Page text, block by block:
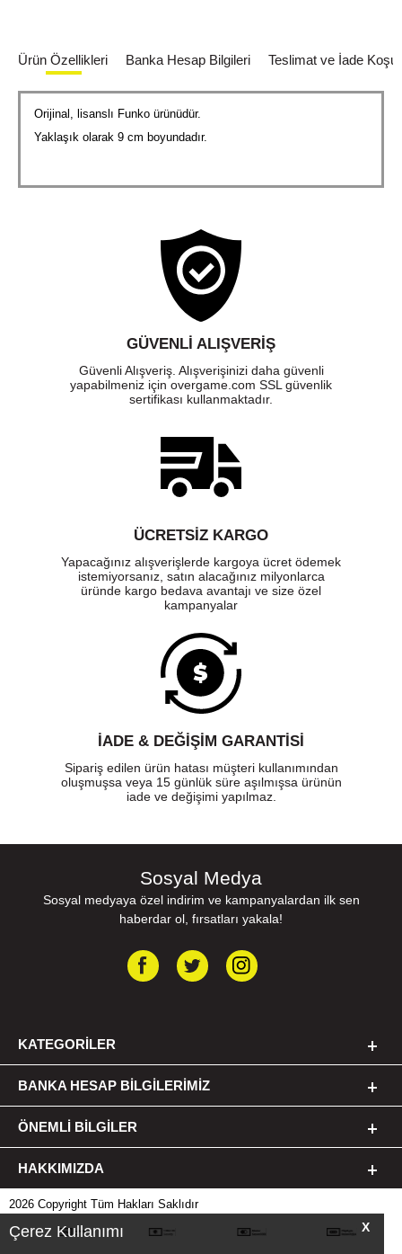
X
Çerez Kullanımı
Ürün Özellikleri Banka Hesap Bilgileri Teslimat ve İade
Orijinal, lisanslı Funko ürünüdür.
Yaklaşık olarak 9 cm boyundadır.
GÜVENLI ALIŞVERIŞ
Güvenli Alışveriş. Alışverişinizi daha güvenli
yapabilmeniz için overgame.com SSL güvenlik
sertifikası kullanmaktadır.
ÜCRETSIZ KARGO
Yapacağınız alışverişlerde kargoya ücret ödemek
istemiyorsanız, satın alacağınız milyonlarca
üründe kargo bedava avantajı ve size özel
kampanyalar
İADE & DEĞİŞİM GARANTİSİ
Sipariş edilen ürün hatası müşteri kullanımından
oluşmuşsa veya 15 günlük süre aşılmışsa ürünün
iade ve değişimi yapılmaz.
Sosyal Medya
Sosyal medyaya özel indirim ve kampanyalardan ilk sen
haberdar ol, fırsatları yakala!
KATEGORILER
BANKA HESAP BILGILERIMIZ
ÖNEMLI BILGILER
HAKKIMIZDA
2026 Copyright Tüm Hakları Saklıdır